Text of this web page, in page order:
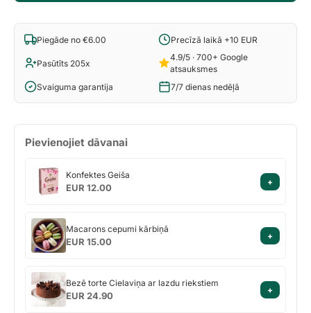
Piegāde no €6.00 Precīzā laikā +10 EUR
Pasūtīts 205x
4.9/5 · 700+ Google
atsauksmes
Svaiguma garantija
7/7 dienas nedēļā
Pievienojiet dāvanai
Konfektes
Geiša
Konfektes Geiša
EUR 12.00
+
Macarons
cepumi
kārbiņā
Macarons cepumi kārbiņā
EUR 15.00
+
Bezē
torte
Cielaviņa
Bezē torte Cielaviņa ar lazdu riekstiem
EUR 24.90
+